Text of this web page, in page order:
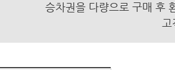
승차권을 다량으로 구매 후